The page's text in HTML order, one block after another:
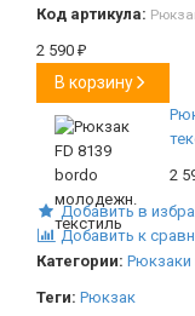
Код артикула:
2 590 ₽
В корзину
2
Добавить в
Добавить к
Категории:
Теги: Рюкзак